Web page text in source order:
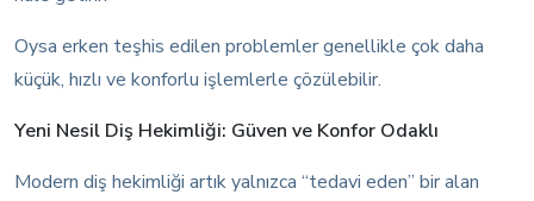
Oysa erken teşhis edilen problemler genellikle çok daha
küçük, hızlı ve konforlu işlemlerle çözülebilir.
Yeni Nesil Diş Hekimliği: Güven ve Konfor Odaklı
Modern diş hekimliği artık yalnızca “tedavi eden” bir alan